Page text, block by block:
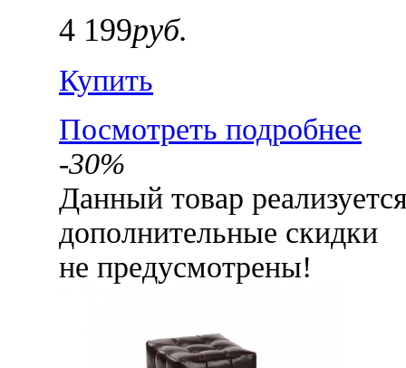
4 199руб.
Купить
Посмотреть подробнее
-30%
Данный товар
дополнительные скидки
не предусмотрены!